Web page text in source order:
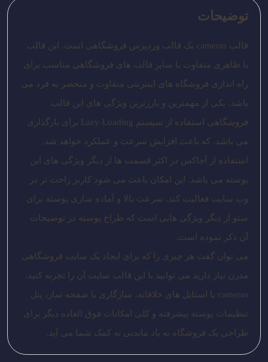
توضیحات
قالب cameras یک قالب وردپرس فروشگاهی است. این قالب
با ظاهری متفاوت با سایر قالب های فروشگاهی مناسب برای
راه اندازی فروشگاه های اینترنتی متفاوت و منحصر به فرد می
باشد. یکی از مهمترین و بارزترین ویژگی های این قالب
فروشگاهی استفاده از سیستم Lazy-Loading برای بارگذاری
می باشد. که باعث افزایش سرعت و عملکرد خواهد شد.
استفاده از آجاکس در اکثر قسمت ها از دیگر ویژگی های این
پوسته می باشد. این امکان باعث می شود کاربر راحت تر در
وب سایت فعالیت کند. سرعت بالا و آماده سازی پوسته برای
سئو از دیگر ویژگی هایی است که طراح پوسته در توضیحات
آن ذکر نموده است.
می توان گفت هر چیزی را که برای ایجاد یک سایت فروشگاهی
مدرن نیاز دارید می توانید با این قالب سایت آن را تجربه کنید.
cameras با استایل های خلاقانه، سازگاری با صفحه ساز، پنل
تنظیمات پوسته پیشرفته و کلی امکانات فوق العاده دیگر برای
طراحی یک فروشگاه به یاد ماندنی به کمک شما می آید.